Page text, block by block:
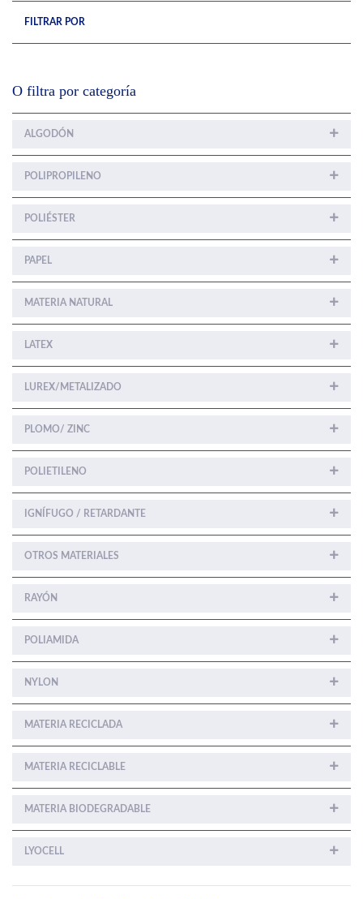
FILTRAR POR
O filtra por categoría
ALGODÓN
POLIPROPILENO
POLIÉSTER
PAPEL
MATERIA NATURAL
LATEX
LUREX/METALIZADO
PLOMO/ ZINC
POLIETILENO
IGNÍFUGO / RETARDANTE
OTROS MATERIALES
RAYÓN
POLIAMIDA
NYLON
MATERIA RECICLADA
MATERIA RECICLABLE
MATERIA BIODEGRADABLE
LYOCELL